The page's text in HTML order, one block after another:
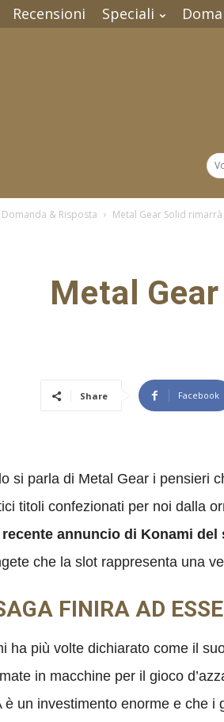
Recensioni Speciali
Domanda & Risposta Metal Gear Solid
Metal
Share Facebook
si parla di Metal Gear i pensieri
titoli confezionati per noi dalla
annuncio di Konami
che la slot rappresenta una
FINIRA AD
ha più volte dichiarato come il
in macchine per il gioco
è un investimento enorme e che